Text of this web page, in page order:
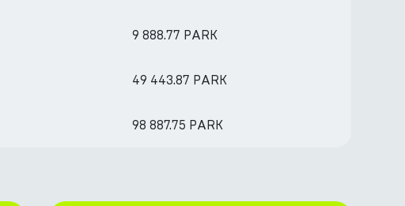
9 888.77 PARK
49 443.87 PARK
98 887.75 PARK